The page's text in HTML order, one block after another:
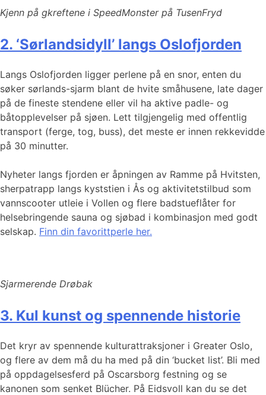
Kjenn på gkreftene i SpeedMonster på TusenFryd
2. ‘Sørlandsidyll’ langs Oslofjorden
Langs Oslofjorden ligger perlene på en snor, enten du
søker sørlands-sjarm blant de hvite småhusene, late dager
på de fineste stendene eller vil ha aktive padle- og
båtopplevelser på sjøen. Lett tilgjengelig med offentlig
transport (ferge, tog, buss), det meste er innen rekkevidde
på 30 minutter.
Nyheter langs fjorden er åpningen av Ramme på Hvitsten,
sherpatrapp langs kyststien i Ås og aktivitetstilbud som
vannscooter utleie i Vollen og flere badstueflåter for
helsebringende sauna og sjøbad i kombinasjon med godt
selskap. Finn din favorittperle her.
Sjarmerende Drøbak
3. Kul kunst og spennende historie
Det kryr av spennende kulturattraksjoner i Greater Oslo,
og flere av dem må du ha med på din ‘bucket list’. Bli med
på oppdagelsesferd på Oscarsborg festning og se
kanonen som senket Blücher. På Eidsvoll kan du se det